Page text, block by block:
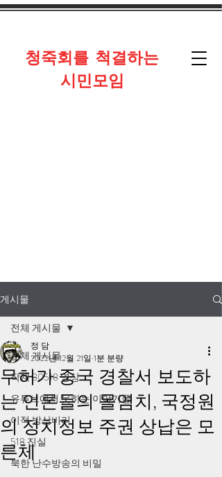
​청죽회를 척결하는
시민모임
게시물
전체 게시물
작계 80518 영상
유튜브에서 못하는 이야기들
이적 방산비리
518 진실
북한 난수방송의 비밀
전체 게시물
무허가 중국 경찰서 보도하
는 언론들의 몰염치, 국정원
의 정치정보 주권 상납은 모
른체
정 담
2022년 12월 21일 1분 분량